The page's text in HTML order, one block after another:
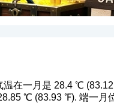
温在一月是 28.4 ℃
℃ (83.93 ℉). 端一月